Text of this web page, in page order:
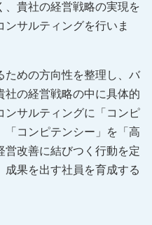
、貴社の経営戦略の実現を
サルティングを行いま
ための方向性を整理し、バ
社の経営戦略の中に具体的
ンサルティングに「コンピ
「コンピテンシー」を「高
営改善に結びつく行動を定
果を出す社員を育成する